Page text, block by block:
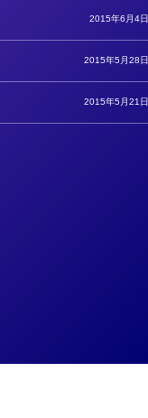
2015年6月4日
2015年5月28日
2015年5月21日